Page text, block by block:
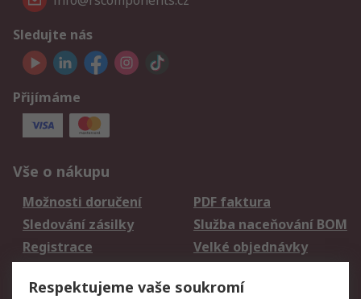
Sledujte nás
Přijímáme
Vše o nákupu
Možnosti doručení
PDF faktura
Sledování zásilky
Služba naceňování BOM
Registrace
Velké objednávky
Respektujeme vaše soukromí